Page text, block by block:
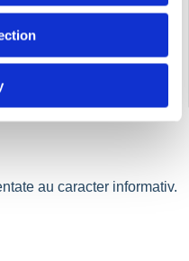
au caracter informativ.